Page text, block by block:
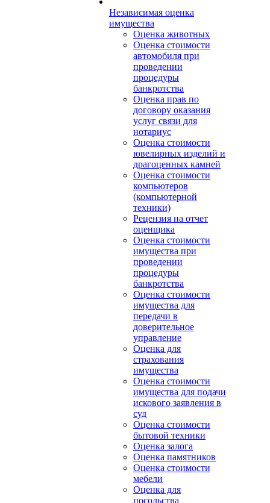
Независимая оценка
имущества
Оценка животных
Оценка стоимости
автомобиля при
проведении
процедуры
банкротства
Оценка прав по
договору оказания
услуг связи для
нотариус
Оценка стоимости
ювелирных изделий и
драгоценных камней
Оценка стоимости
компьютеров
(компьютерной
техники)
Рецензия на отчет
оценщика
Оценка стоимости
имущества при
проведении
процедуры
банкротства
Оценка стоимости
имущества для
передачи в
доверительное
управление
Оценка для
страхования
имущества
Оценка стоимости
имущества для подачи
искового заявления в
суд
Оценка стоимости
бытовой техники
Оценка залога
Оценка памятников
Оценка стоимости
мебели
Оценка для
посольства